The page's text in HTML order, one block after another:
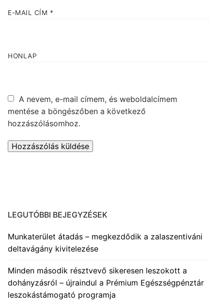
E-MAIL CÍM *
HONLAP
A nevem, e-mail címem, és weboldalcímem
mentése a böngészőben a következő
hozzászólásomhoz.
LEGUTÓBBI BEJEGYZÉSEK
Munkaterület átadás – megkezdődik a zalaszentiváni
deltavágány kivitelezése
Minden második résztvevő sikeresen leszokott a
dohányzásról – újraindul a Prémium Egészségpénztár
leszokástámogató programja